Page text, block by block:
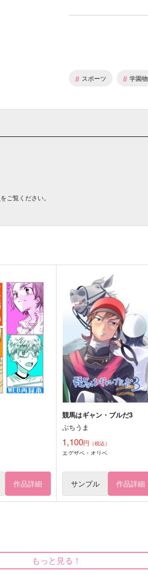
# スポーツ # 学園物
をご覧ください。
作品詳細
競馬はギャン・ブルだ3
ぶちうま
1,100円 （税込）
エグザベ・オリベ
サンプル 作品詳細
もっと見る！